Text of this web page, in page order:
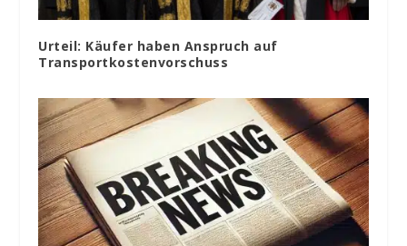
Urteil: Käufer haben Anspruch auf
Transportkostenvorschuss